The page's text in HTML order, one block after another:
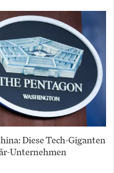
Diese Tech-Giganten
Unternehmen